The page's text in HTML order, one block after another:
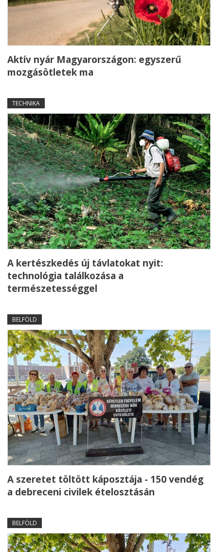
Aktív nyár Magyarországon: egyszerű
mozgásötletek ma
TECHNIKA
A kertészkedés új távlatokat nyit:
technológia találkozása a
természetességgel
BELFÖLD
A szeretet töltött káposztája - 150 vendég
a debreceni civilek ételosztásán
BELFÖLD